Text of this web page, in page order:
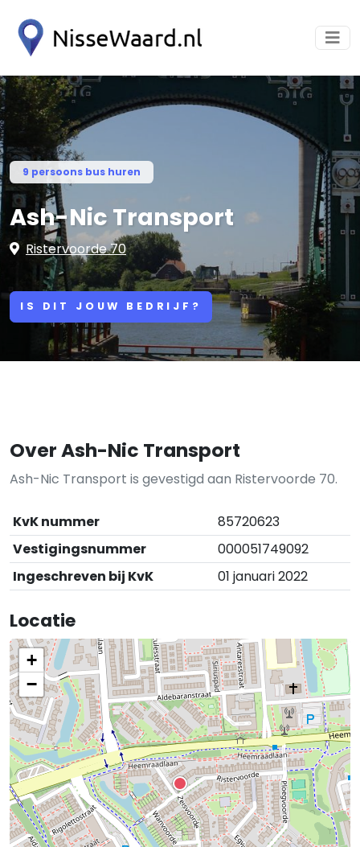
9 persoons bus huren
Ash-Nic Transport
Ristervoorde 70
IS DIT JOUW BEDRIJF?
Over Ash-Nic Transport
Ash-Nic Transport is gevestigd aan Ristervoorde 70.
KvK nummer
85720623
Vestigingsnummer
000051749092
Ingeschreven bij KvK
01 januari 2022
Locatie
+
−